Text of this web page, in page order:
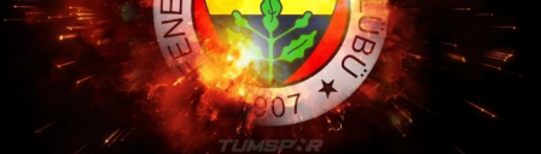
Turizm
Yerel